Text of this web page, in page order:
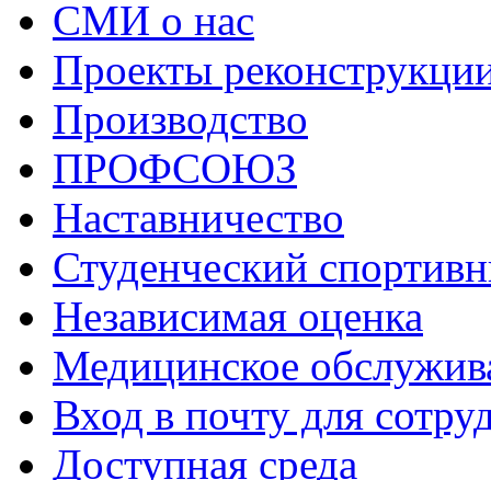
СМИ о нас
Проекты
Производство
ПРОФСОЮЗ
Наставничество
Студенческий
Независимая оценка
Медицинское
Вход в почту для
Доступная среда